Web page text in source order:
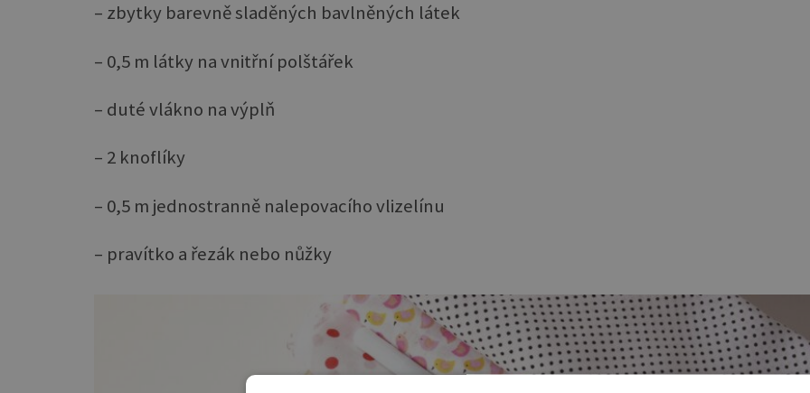
– zbytky barevně sladěných bavlněných látek
– 0,5 m látky na vnitřní polštářek
– duté vlákno na výplň
– 2 knoflíky
– 0,5 m jednostranně nalepovacího vlizelínu
– pravítko a řezák nebo nůžky